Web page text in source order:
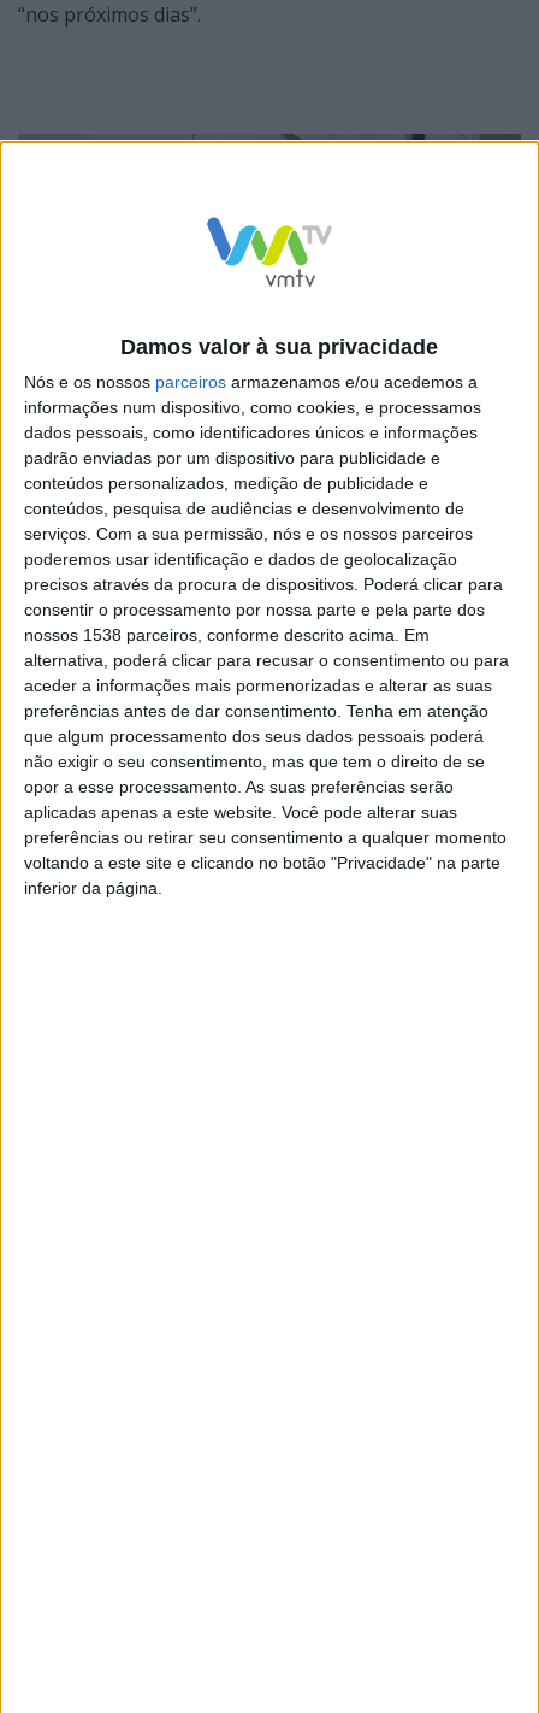
Damos valor à sua privacidade
Nós e os nossos parceiros armazenamos e/ou acedemos a
informações num dispositivo, como cookies, e processamos
dados pessoais, como identificadores únicos e informações
padrão enviadas por um dispositivo para publicidade e
conteúdos personalizados, medição de publicidade e
conteúdos, pesquisa de audiências e desenvolvimento de
serviços. Com a sua permissão, nós e os nossos parceiros
poderemos usar identificação e dados de geolocalização
precisos através da procura de dispositivos. Poderá clicar para
consentir o processamento por nossa parte e pela parte dos
nossos 1538 parceiros, conforme descrito acima. Em
alternativa, poderá clicar para recusar o consentimento ou para
aceder a informações mais pormenorizadas e alterar as suas
preferências antes de dar consentimento. Tenha em atenção
que algum processamento dos seus dados pessoais poderá
não exigir o seu consentimento, mas que tem o direito de se
opor a esse processamento. As suas preferências serão
aplicadas apenas a este website. Você pode alterar suas
preferências ou retirar seu consentimento a qualquer momento
voltando a este site e clicando no botão "Privacidade" na parte
inferior da página.
“nos próximos dias”.
A acusação reporta-se a factos ocorridos na quinta-
feira, perto das 19:00, no concelho de Montemor-o-
Novo (distrito de Évora), quando o suspeito, munido de
uma arma branca, golpeou a namorada na zona do
abdómen no seguimento de uma discussão.
A ação causou ferimentos graves que obrigaram a
vítima a receber assistência hospitalar, não correndo,
atualmente, perigo de vida, segundo a informação
adiantada pela PJ.